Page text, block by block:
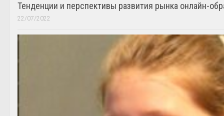
Тенденции и перспективы развития рынка онлайн-
22/07/2022